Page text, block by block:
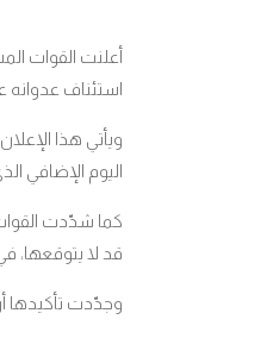
أعلنت القوات
استئناف
ويأتي هذا
اليوم الإضافي
كما شدّدت القوات
قد لا يتوقعها، في
وجدّدت تأكيدها